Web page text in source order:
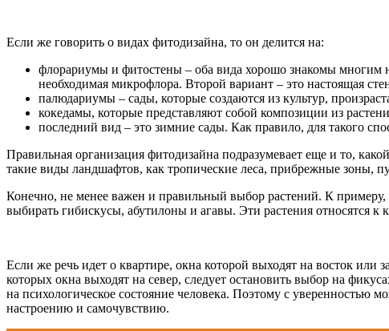
Если же говорить о видах фитодизайна, то он делится на:
флорариумы и фитостены – оба вида хорошо знакомы многим
необходимая микрофлора. Второй вариант – это настоящая
палюдариумы – сады, которые создаются из культур,
кокедамы, которые представляют собой композиции из
последний вид – это зимние сады. Как правило, для такого
Правильная организация фитодизайна подразумевает еще и то,
такие виды ландшафтов, как тропические леса, прибрежные зоны,
Конечно, не менее важен и правильный выбор растений. К
выбирать гибискусы, абутилоны и агавы. Эти растения относятся
Если же речь идет о квартире, окна которой выходят на восток
которых окна выходят на север, следует остановить выбор на
на психологическое состояние человека. Поэтому с уверенностью
настроению и самочувствию.